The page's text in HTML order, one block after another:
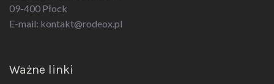
E-mail: kontakt@rodeox.pl
Polityka Prywatności